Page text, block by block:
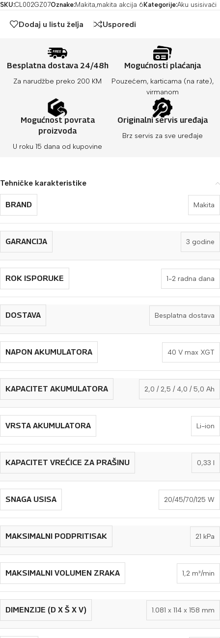
SKU:CL002GZ07Oznake:Makita,makita akcija 6Kategorije:Aku usisivači
Dodaj u listu želja Usporedi
Besplatna dostava 24/48h
Za narudžbe preko 200 KM
Mogućnosti plaćanja
Pouzećem, karticama (na rate),
virmanom
Mogućnost povrata
proizvoda
U roku 15 dana od kupovine
Originalni servis uređaja
Brz servis za sve uređaje
Tehničke karakteristike
BRAND Makita
GARANCIJA 3 godine
ROK ISPORUKE 1-2 radna dana
DOSTAVA Besplatna dostava
NAPON AKUMULATORA 40 V max XGT
KAPACITET AKUMULATORA 2,0 / 2,5 / 4,0 / 5,0 Ah
VRSTA AKUMULATORA Li-ion
KAPACITET VREĆICE ZA PRAŠINU 0,33 l
SNAGA USISA 20/45/70/125 W
MAKSIMALNI PODPRITISAK 21 kPa
MAKSIMALNI VOLUMEN ZRAKA 1,2 m³/min
DIMENZIJE (D X Š X V) 1.081 x 114 x 158 mm